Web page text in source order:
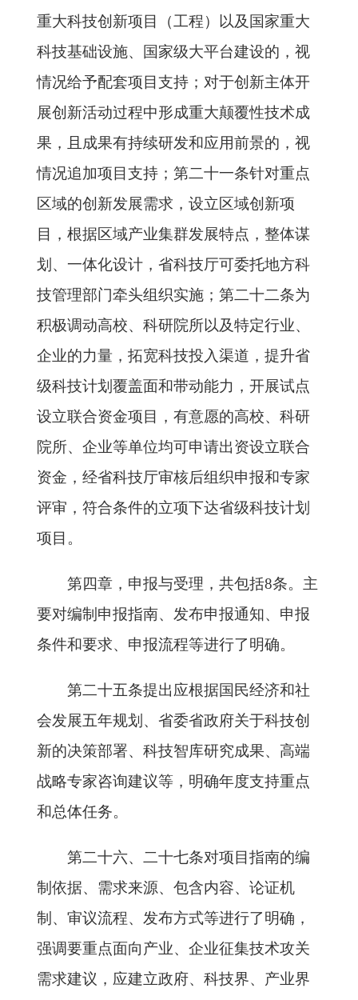
重大科技创新项目（工程）以及国家重大
科技基础设施、国家级大平台建设的，视
情况给予配套项目支持；对于创新主体开
展创新活动过程中形成重大颠覆性技术成
果，且成果有持续研发和应用前景的，视
情况追加项目支持；第二十一条针对重点
区域的创新发展需求，设立区域创新项
目，根据区域产业集群发展特点，整体谋
划、一体化设计，省科技厅可委托地方科
技管理部门牵头组织实施；第二十二条为
积极调动高校、科研院所以及特定行业、
企业的力量，拓宽科技投入渠道，提升省
级科技计划覆盖面和带动能力，开展试点
设立联合资金项目，有意愿的高校、科研
院所、企业等单位均可申请出资设立联合
资金，经省科技厅审核后组织申报和专家
评审，符合条件的立项下达省级科技计划
项目。
第四章，申报与受理，共包括8条。主
要对编制申报指南、发布申报通知、申报
条件和要求、申报流程等进行了明确。
第二十五条提出应根据国民经济和社
会发展五年规划、省委省政府关于科技创
新的决策部署、科技智库研究成果、高端
战略专家咨询建议等，明确年度支持重点
和总体任务。
第二十六、二十七条对项目指南的编
制依据、需求来源、包含内容、论证机
制、审议流程、发布方式等进行了明确，
强调要重点面向产业、企业征集技术攻关
需求建议，应建立政府、科技界、产业界